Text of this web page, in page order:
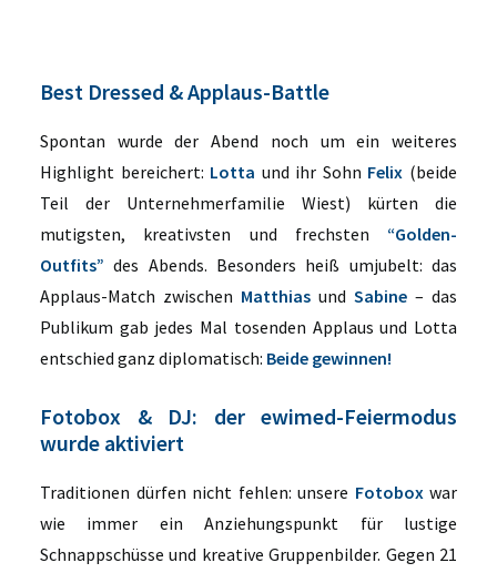
Best Dressed & Applaus-Battle
Spontan wurde der Abend noch um ein weiteres
Highlight bereichert: Lotta und ihr Sohn Felix (beide
Teil der Unternehmerfamilie Wiest) kürten die
mutigsten, kreativsten und frechsten “Golden-
Outfits” des Abends. Besonders heiß umjubelt: das
Applaus-Match zwischen Matthias und Sabine – das
Publikum gab jedes Mal tosenden Applaus und Lotta
entschied ganz diplomatisch: Beide gewinnen!
Fotobox & DJ: der ewimed-Feiermodus
wurde aktiviert
Traditionen dürfen nicht fehlen: unsere Fotoboxwar
wie immer ein Anziehungspunkt für lustige
Schnappschüsse und kreative Gruppenbilder. Gegen 21